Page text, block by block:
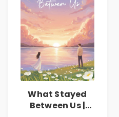
What Stayed
Between Us |